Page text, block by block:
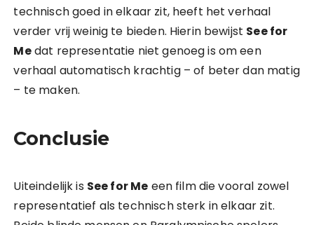
technisch goed in elkaar zit, heeft het verhaal
verder vrij weinig te bieden. Hierin bewijst See for
Medat representatie niet genoeg is om een
verhaal automatisch krachtig – of beter dan matig
– te maken.
Conclusie
Uiteindelijk is See for Me een film die vooral zowel
representatief als technisch sterk in elkaar zit.